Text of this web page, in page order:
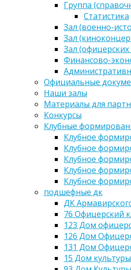
Группа
Статистика
Зал (военно-
Зал
Зал
Финансово-
Официальные
Наши залы
Материалы для
Конкурсы
Клубные
Клубное
Клубное
Клубное
Клубное
Клубное
подшефные дк
ДК
76 Офицерский
123 Дом
126 Дом
131 Дом
15 Дом культуры